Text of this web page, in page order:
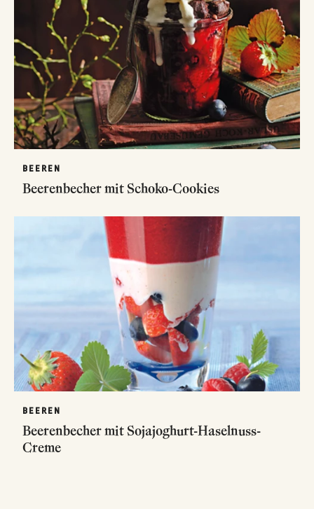
BEEREN
Beerenbecher mit Schoko-Cookies
BEEREN
Beerenbecher mit Sojajoghurt-Haselnuss-
Creme